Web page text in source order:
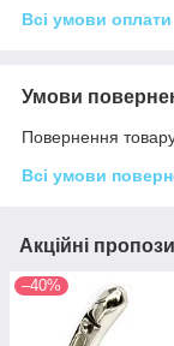
Всі умови оплати
Умови
Повернення
Всі умови
Акційні
–40%